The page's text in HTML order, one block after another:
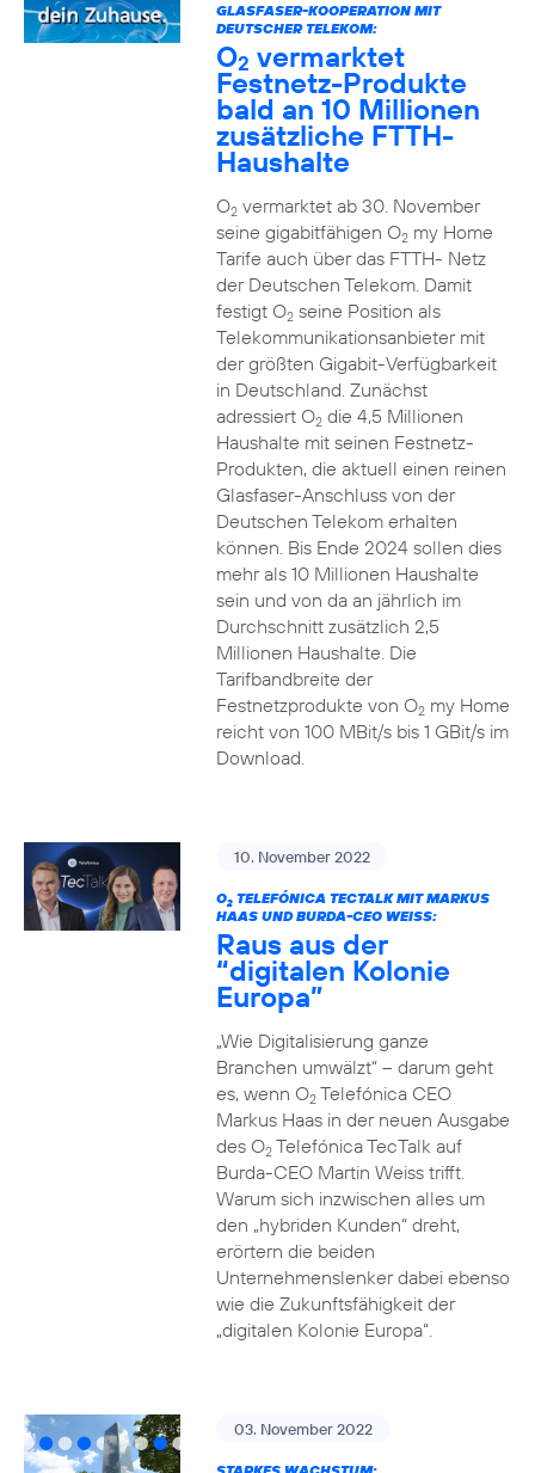
GLASFASER-KOOPERATION MIT
DEUTSCHER TELEKOM:
O2 vermarktet
Festnetz-Produkte
bald an 10 Millionen
zusätzliche FTTH-
Haushalte
O2vermarktet ab 30. November
seine gigabitfähigen O2my Home
Tarife auch über das FTTH- Netz
der Deutschen Telekom. Damit
festigt O2seine Position als
Telekommunikationsanbieter mit
der größten Gigabit-Verfügbarkeit
in Deutschland. Zunächst
adressiert O2die 4,5 Millionen
Haushalte mit seinen Festnetz-
Produkten, die aktuell einen reinen
Glasfaser-Anschluss von der
Deutschen Telekom erhalten
können. Bis Ende 2024 sollen dies
mehr als 10 Millionen Haushalte
sein und von da an jährlich im
Durchschnitt zusätzlich 2,5
Millionen Haushalte. Die
Tarifbandbreite der
Festnetzprodukte von O2my Home
reicht von 100 MBit/s bis 1 GBit/s im
Download.
10. November 2022
O2TELEFÓNICA TECTALK MIT MARKUS
HAAS UND BURDA-CEO WEISS:
Raus aus der
“digitalen Kolonie
Europa”
„Wie Digitalisierung ganze
Branchen umwälzt“ – darum geht
es, wenn O2Telefónica CEO
Markus Haas in der neuen Ausgabe
des O2Telefónica TecTalk auf
Burda-CEO Martin Weiss trifft.
Warum sich inzwischen alles um
den „hybriden Kunden“ dreht,
erörtern die beiden
Unternehmenslenker dabei ebenso
wie die Zukunftsfähigkeit der
„digitalen Kolonie Europa“.
03. November 2022